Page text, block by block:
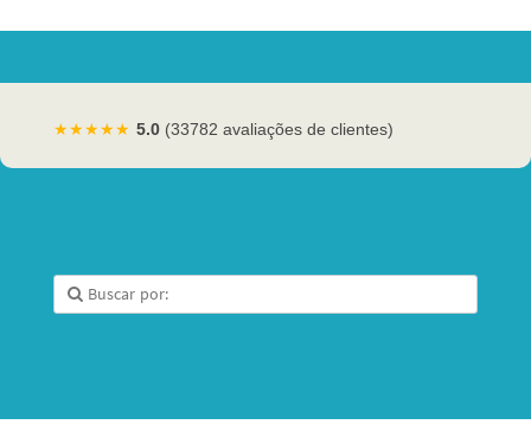
★★★★★ 5.0 (33782 avaliações de clientes)